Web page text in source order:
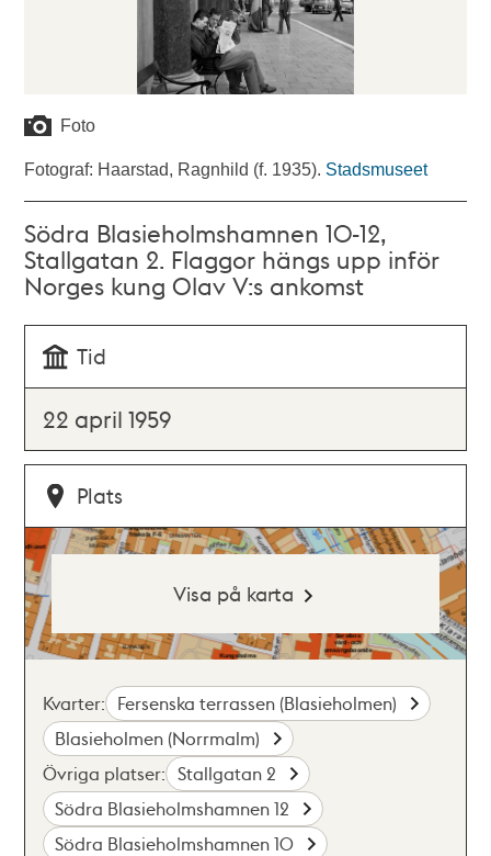
Foto
Fotograf: Haarstad, Ragnhild (f. 1935). Stadsmuseet
Södra Blasieholmshamnen 10-12,
Stallgatan 2. Flaggor hängs upp inför
Norges kung Olav V:s ankomst
Tid
22 april 1959
Plats
Visa på karta
Kvarter: Fersenska terrassen (Blasieholmen)
Blasieholmen (Norrmalm)
Övriga platser: Stallgatan 2
Södra Blasieholmshamnen 12
Södra Blasieholmshamnen 10